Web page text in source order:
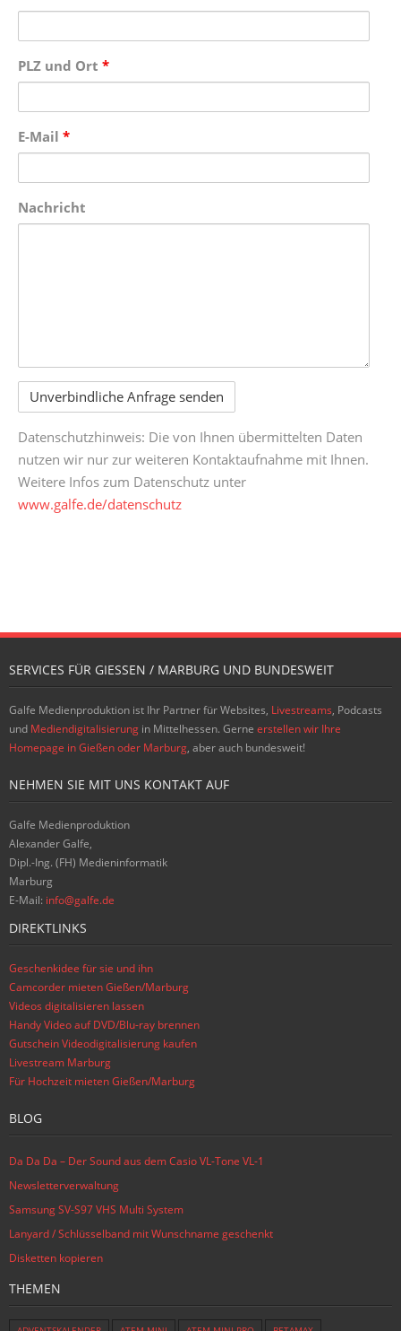
PLZ und Ort *
E-Mail *
Nachricht
Datenschutzhinweis: Die von Ihnen übermittelten Daten
nutzen wir nur zur weiteren Kontaktaufnahme mit Ihnen.
Weitere Infos zum Datenschutz unter
www.galfe.de/datenschutz
SERVICES FÜR GIESSEN / MARBURG UND BUNDESWEIT
Galfe Medienproduktion ist Ihr Partner für Websites, Livestreams, Podcasts
und Mediendigitalisierung in Mittelhessen. Gerne erstellen wir Ihre
Homepage in Gießen oder Marburg, aber auch bundesweit!
NEHMEN SIE MIT UNS KONTAKT AUF
Galfe Medienproduktion
Alexander Galfe,
Dipl.-Ing. (FH) Medieninformatik
Marburg
E-Mail: info@galfe.de
DIREKTLINKS
Geschenkidee für sie und ihn
Camcorder mieten Gießen/Marburg
Videos digitalisieren lassen
Handy Video auf DVD/Blu-ray brennen
Gutschein Videodigitalisierung kaufen
Livestream Marburg
Für Hochzeit mieten Gießen/Marburg
BLOG
Da Da Da – Der Sound aus dem Casio VL-Tone VL-1
Newsletterverwaltung
Samsung SV-S97 VHS Multi System
Lanyard / Schlüsselband mit Wunschname geschenkt
Disketten kopieren
THEMEN